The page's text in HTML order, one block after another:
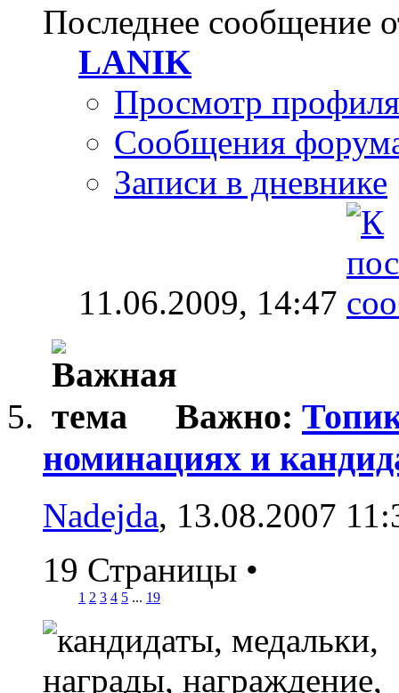
Последнее сообщение
LANIK
Просмотр профиля
Сообщения
Записи в дневнике
11.06.2009, 14:47
Важно:
номинациях и
Nadejda, 13.08.2007
19 Страницы •
1 2 3 4 5 ... 19